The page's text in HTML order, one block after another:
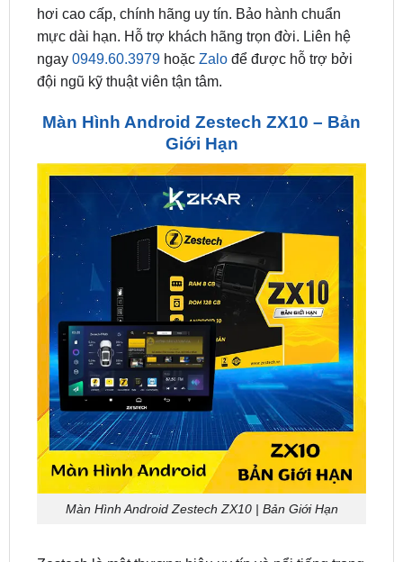
ngay0949.60.3979hoặcZalođể được hỗ trợ bởi
đội ngũ kỹ thuật viên tận tâm.
Màn Hình Android Zestech ZX10 – Bản
Màn Hình Android Zestech ZX10 | Bản Giới Hạn
Zestech là một thương hiệu uy tín và nổi tiếng trong